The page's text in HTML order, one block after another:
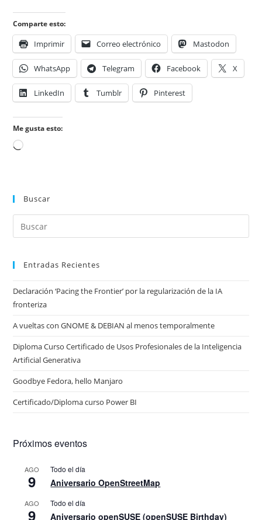
Comparte esto:
Imprimir Correo electrónico Mastodon
WhatsApp Telegram Facebook X
LinkedIn Tumblr Pinterest
Me gusta esto:
Cargando...
Buscar
Entradas Recientes
Declaración ‘Pacing the Frontier’ por la regularización de la IA
fronteriza
A vueltas con GNOME & DEBIAN al menos temporalmente
Diploma Curso Certificado de Usos Profesionales de la Inteligencia
Artificial Generativa
Goodbye Fedora, hello Manjaro
Certificado/Diploma curso Power BI
Próximos eventos
AGO
9
Todo el día
Aniversario OpenStreetMap
AGO
9
Todo el día
Aniversario openSUSE (openSUSE Birthday)